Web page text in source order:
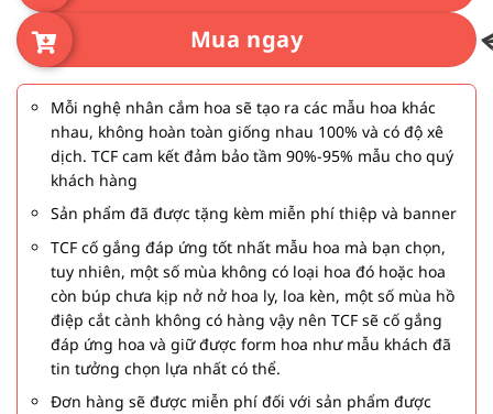
Mua ngay
Mỗi nghệ nhân cắm hoa sẽ tạo ra các mẫu hoa khác
nhau, không hoàn toàn giống nhau 100% và có độ xê
dịch. TCF cam kết đảm bảo tầm 90%-95% mẫu cho quý
khách hàng
Sản phẩm đã được tặng kèm miễn phí thiệp và banner
TCF cố gắng đáp ứng tốt nhất mẫu hoa mà bạn chọn,
tuy nhiên, một số mùa không có loại hoa đó hoặc hoa
còn búp chưa kịp nở nở hoa ly, loa kèn, một số mùa hồ
điệp cắt cành không có hàng vậy nên TCF sẽ cố gắng
đáp ứng hoa và giữ được form hoa như mẫu khách đã
tin tưởng chọn lựa nhất có thể.
Đơn hàng sẽ được miễn phí đối với sản phẩm được